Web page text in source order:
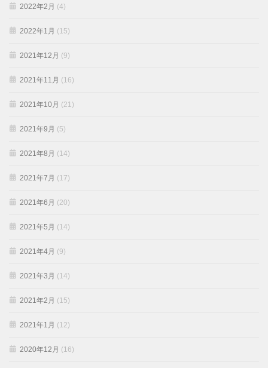
2022年2月 (4)
2022年1月 (15)
2021年12月 (9)
2021年11月 (16)
2021年10月 (21)
2021年9月 (5)
2021年8月 (14)
2021年7月 (17)
2021年6月 (20)
2021年5月 (14)
2021年4月 (9)
2021年3月 (14)
2021年2月 (15)
2021年1月 (12)
2020年12月 (16)